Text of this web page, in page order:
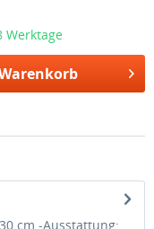
Werktage
cm -Ausstattung: